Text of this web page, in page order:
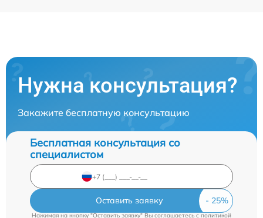
Нужна консультация?
Закажите бесплатную консультацию
Бесплатная консультация со
специалистом
Оставить заявку
Нажимая на кнопку "Оставить заявку" Вы соглашаетесь c политикой